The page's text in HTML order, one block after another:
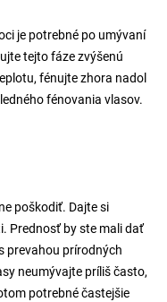
je potrebné po umývaní
tejto fáze zvýšenú
fénujte zhora nadol
fénovania vlasov.
poškodiť. Dajte si
Prednosť by ste mali dať
prevahou prírodných
neumývajte príliš často,
potrebné častejšie